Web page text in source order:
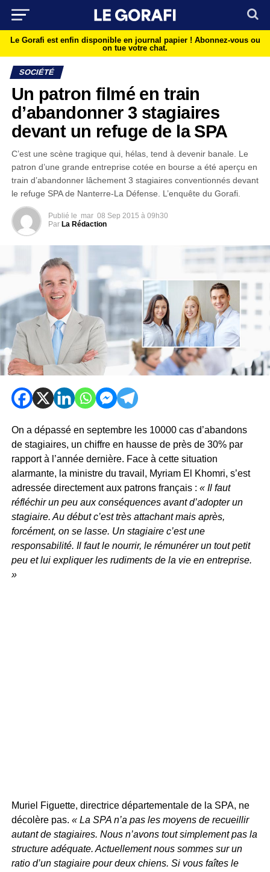
Le Gorafi est enfin disponible en journal papier ! Abonnez-vous ou
on tue votre chat.
SOCIÉTÉ
Un patron filmé en train
d’abandonner 3 stagiaires
devant un refuge de la SPA
C’est une scène tragique qui, hélas, tend à devenir banale. Le
patron d’une grande entreprise cotée en bourse a été aperçu en
train d’abandonner lâchement 3 stagiaires conventionnés devant
le refuge SPA de Nanterre-La Défense. L’enquête du Gorafi.
Publié le mar 08 Sep 2015 à 09h30
Par La Rédaction
On a dépassé en septembre les 10000 cas d’abandons
de stagiaires, un chiffre en hausse de près de 30% par
rapport à l’année dernière. Face à cette situation
alarmante, la ministre du travail, Myriam El Khomri, s’est
adressée directement aux patrons français : « Il faut
réfléchir un peu aux conséquences avant d’adopter un
stagiaire. Au début c’est très attachant mais après,
forcément, on se lasse. Un stagiaire c’est une
responsabilité. Il faut le nourrir, le rémunérer un tout petit
peu et lui expliquer les rudiments de la vie en entreprise.
»
Muriel Figuette, directrice départementale de la SPA, ne
décolère pas. « La SPA n’a pas les moyens de recueillir
autant de stagiaires. Nous n’avons tout simplement pas la
structure adéquate. Actuellement nous sommes sur un
ratio d’un stagiaire pour deux chiens. Si vous faîtes le